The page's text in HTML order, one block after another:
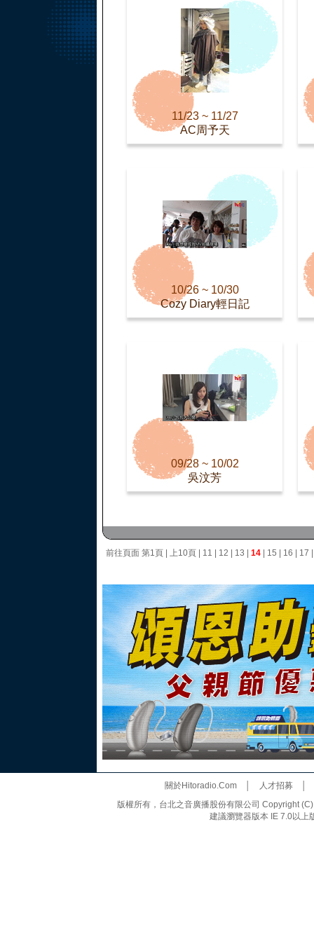
11/23 ~ 11/27
AC周予天
10/26 ~ 10/30
Cozy Diary輕日記
09/28 ~ 10/02
吳汶芳
前往頁面 第1頁 上10頁 11 12 13 14 15 16 17
關於Hitoradio.Com│ 人才招募
版權所有，台北之音廣播股份有限公司 Copyright
建議瀏覽器版本 IE 7.0以上